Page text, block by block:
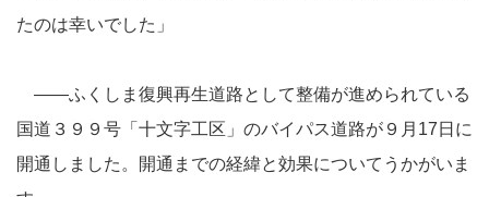
たのは幸いでした」
――ふくしま復興再生道路として整備が進められている
国道３９９号「十文字工区」のバイパス道路が９月17日に
開通しました。開通までの経緯と効果についてうかがいま